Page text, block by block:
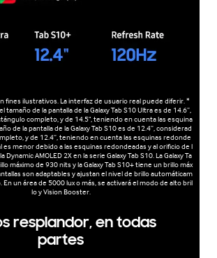
fines ilustrativos. La interfaz de usuario real puede diferir. *
tamaño de la pantalla de la Galaxy Tab S10 Ultra es de 14.6”,
completo, y de 14.5", teniendo en cuenta las esquina
de la pantalla de la Galaxy Tab S10 es de 12.4”, considerad
y de 12.4”, teniendo en cuenta las esquinas redonde
es menor debido a las esquinas redondeadas y al orificio de l
Dynamic AMOLED 2X en la serie Galaxy Tab S10. La Galaxy Ta
máximo de 930 nits y la Galaxy Tab S10+ tiene un brillo máx
son adaptables y ajustan el nivel de brillo automáticam
un área de 5000 lux o más, se activará el modo de alto bril
lo y Vision Booster.
resplandor, en todas
partes